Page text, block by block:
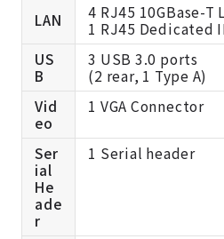
LAN
4 RJ45 10GBase-T
1 RJ45 Dedicated
US
B
3 USB 3.0 ports
(2 rear, 1 Type A)
Vid
eo
1 VGA Connector
Ser
ial
He
ade
r
1 Serial header